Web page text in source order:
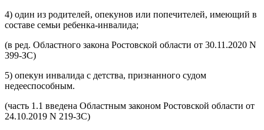
4) один из родителей, опекунов или попечителей, имеющий в
составе семьи ребенка-инвалида;
(в ред. Областного закона Ростовской области от 30.11.2020 N
399-ЗС)
5) опекун инвалида с детства, признанного судом
недееспособным.
(часть 1.1 введена Областным законом Ростовской области от
24.10.2019 N 219-ЗС)